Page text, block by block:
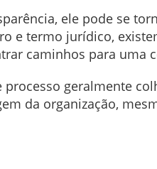
ele pode se
e termo jurídico,
caminhos para uma
geralmente
da organização,